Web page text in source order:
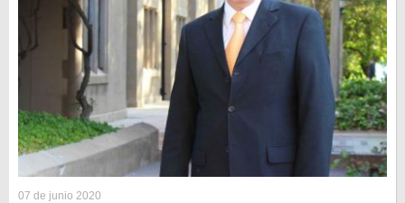
07 de junio 2020